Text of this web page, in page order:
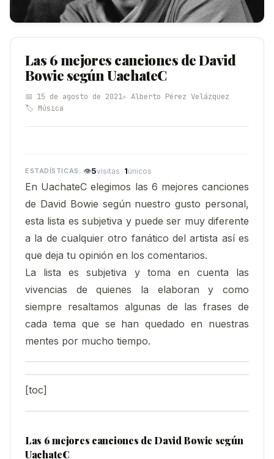
Las 6 mejores canciones de David
Bowie según UachateC
📅 15 de agosto de 2021✍️ Alberto Pérez Velázquez
🏷️ Música
👁5visitas · 1únicos
En UachateC elegimos las 6 mejores canciones
de David Bowie según nuestro gusto personal,
esta lista es subjetiva y puede ser muy diferente
a la de cualquier otro fanático del artista así es
que deja tu opinión en los comentarios.
La lista es subjetiva y toma en cuenta las
vivencias de quienes la elaboran y como
siempre resaltamos algunas de las frases de
cada tema que se han quedado en nuestras
mentes por mucho tiempo.
[toc]
Las 6 mejores canciones de David Bowie según
UachateC